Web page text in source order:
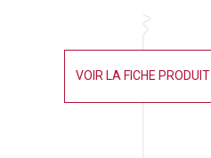
VOIR LA FICHE PRODUIT